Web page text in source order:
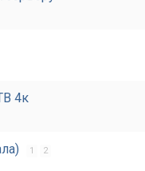
4к
1 2